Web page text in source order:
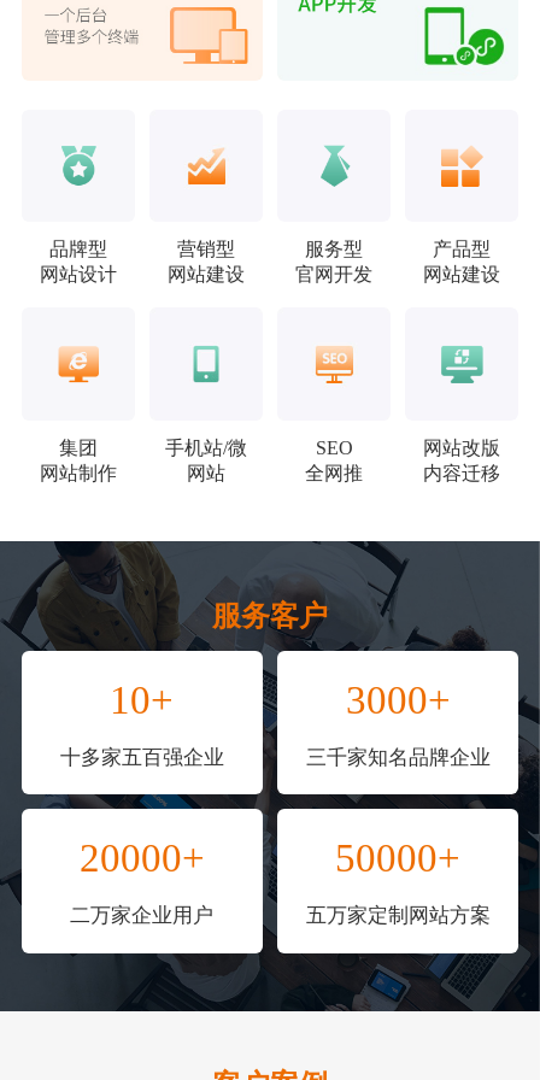
品牌型
网站设计
营销型
网站建设
服务型
官网开发
产品型
网站建设
集团
网站制作
手机站/微
网站
SEO
全网推
网站改版
内容迁移
服务客户
10+
十多家五百强企业
3000+
三千家知名品牌企业
20000+
二万家企业用户
50000+
五万家定制网站方案